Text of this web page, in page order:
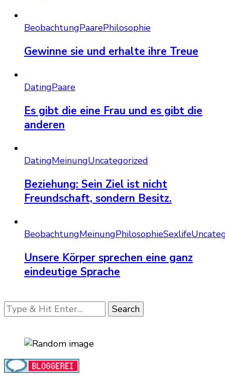
BeobachtungPaarePhilosophie
Gewinne sie und erhalte ihre Treue
DatingPaare
Es gibt die eine Frau und es gibt die
anderen
DatingMeinungUncategorized
Beziehung: Sein Ziel ist nicht
Freundschaft, sondern Besitz.
BeobachtungMeinungPhilosophieSexlife
Unsere Körper sprechen eine ganz
eindeutige Sprache
Looking
for